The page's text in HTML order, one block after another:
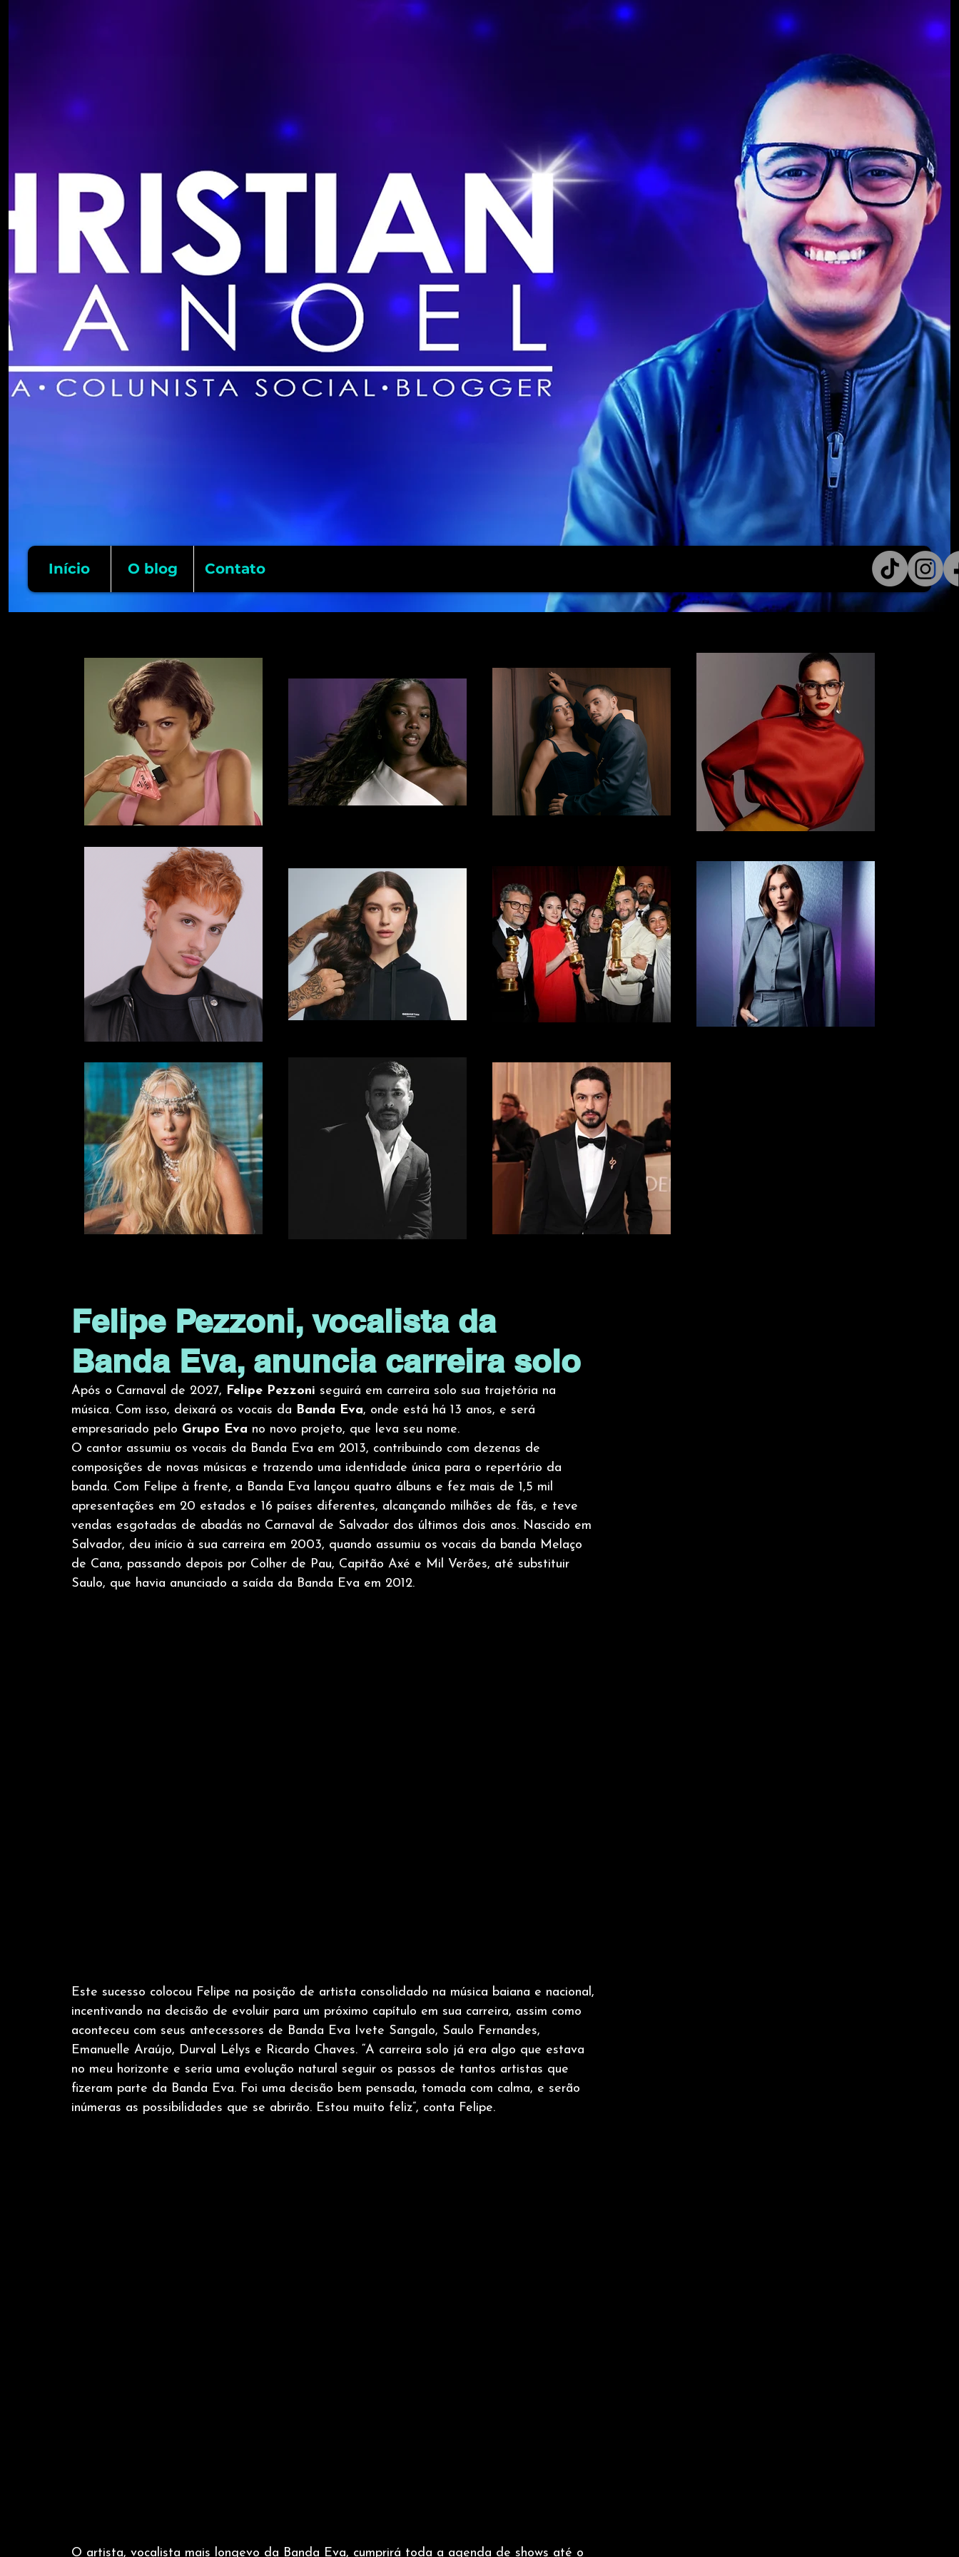
Início O blog Contato
Felipe Pezzoni, vocalista da
Banda Eva, anuncia carreira solo
Após o Carnaval de 2027, Felipe Pezzoni seguirá em carreira solo sua trajetória na
música. Com isso, deixará os vocais da Banda Eva, onde está há 13 anos, e será
empresariado pelo Grupo Eva no novo projeto, que leva seu nome.
O cantor assumiu os vocais da Banda Eva em 2013, contribuindo com dezenas de
composições de novas músicas e trazendo uma identidade única para o repertório da
banda. Com Felipe à frente, a Banda Eva lançou quatro álbuns e fez mais de 1,5 mil
apresentações em 20 estados e 16 países diferentes, alcançando milhões de fãs, e teve
vendas esgotadas de abadás no Carnaval de Salvador dos últimos dois anos. Nascido em
Salvador, deu início à sua carreira em 2003, quando assumiu os vocais da banda Melaço
de Cana, passando depois por Colher de Pau, Capitão Axé e Mil Verões, até substituir
Saulo, que havia anunciado a saída da Banda Eva em 2012.
Este sucesso colocou Felipe na posição de artista consolidado na música baiana e nacional,
incentivando na decisão de evoluir para um próximo capítulo em sua carreira, assim como
aconteceu com seus antecessores de Banda Eva Ivete Sangalo, Saulo Fernandes,
Emanuelle Araújo, Durval Lélys e Ricardo Chaves. “A carreira solo já era algo que estava
no meu horizonte e seria uma evolução natural seguir os passos de tantos artistas que
fizeram parte da Banda Eva. Foi uma decisão bem pensada, tomada com calma, e serão
inúmeras as possibilidades que se abrirão. Estou muito feliz”, conta Felipe.
O artista, vocalista mais longevo da Banda Eva, cumprirá toda a agenda de shows até o